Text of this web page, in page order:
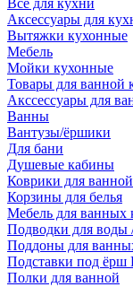
Все для кухни
Аксессуары для
Вытяжки кухонные
Мебель
Мойки кухонные
Товары для ванной
Акссессуары для
Ванны
Вантузы/ёршики
Для бани
Душевые кабины
Коврики для ванной
Корзины для белья
Мебель для ванных
Подводки для воды
Поддоны для
Подставки под
Полки для ванной